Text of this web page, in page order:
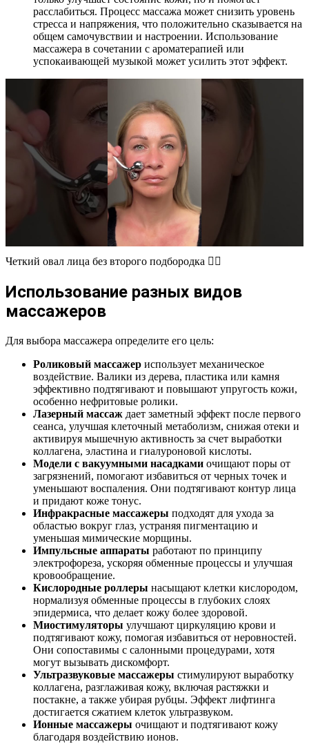
расслабиться. Процесс массажа может снизить уровень
стресса и напряжения, что положительно сказывается на
общем самочувствии и настроении. Использование
массажера в сочетании с ароматерапией или
успокаивающей музыкой может усилить этот эффект.
Четкий овал лица без второго подбородка 👇🏻
Использование разных видов
массажеров
Для выбора массажера определите его цель:
Роликовый массажер использует механическое
воздействие. Валики из дерева, пластика или камня
эффективно подтягивают и повышают упругость кожи,
особенно нефритовые ролики.
Лазерный массаж дает заметный эффект после первого
сеанса, улучшая клеточный метаболизм, снижая отеки и
активируя мышечную активность за счет выработки
коллагена, эластина и гиалуроновой кислоты.
Модели с вакуумными насадками очищают поры от
загрязнений, помогают избавиться от черных точек и
уменьшают воспаления. Они подтягивают контур лица
и придают коже тонус.
Инфракрасные массажеры подходят для ухода за
областью вокруг глаз, устраняя пигментацию и
уменьшая мимические морщины.
Импульсные аппараты работают по принципу
электрофореза, ускоряя обменные процессы и улучшая
кровообращение.
Кислородные роллеры насыщают клетки кислородом,
нормализуя обменные процессы в глубоких слоях
эпидермиса, что делает кожу более здоровой.
Миостимуляторы улучшают циркуляцию крови и
подтягивают кожу, помогая избавиться от неровностей.
Они сопоставимы с салонными процедурами, хотя
могут вызывать дискомфорт.
Ультразвуковые массажеры стимулируют выработку
коллагена, разглаживая кожу, включая растяжки и
постакне, а также убирая рубцы. Эффект лифтинга
достигается сжатием клеток ультразвуком.
Ионные массажеры очищают и подтягивают кожу
благодаря воздействию ионов.